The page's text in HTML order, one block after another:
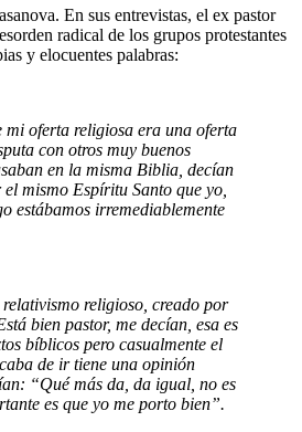
En sus entrevistas, el ex pastor
radical de los grupos protestantes
y elocuentes palabras:
mi oferta religiosa era una oferta
con otros muy buenos
en la misma Biblia, decían
mismo Espíritu Santo que yo,
estábamos irremediablemente
religioso, creado por
bien pastor, me decían, esa es
bíblicos pero casualmente el
de ir tiene una opinión
“Qué más da, da igual, no es
es que yo me porto bien”.